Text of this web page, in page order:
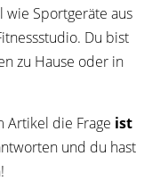
Sportgeräte aus
Du bist
zu Hause oder in
Artikel die Frage ist
und du hast